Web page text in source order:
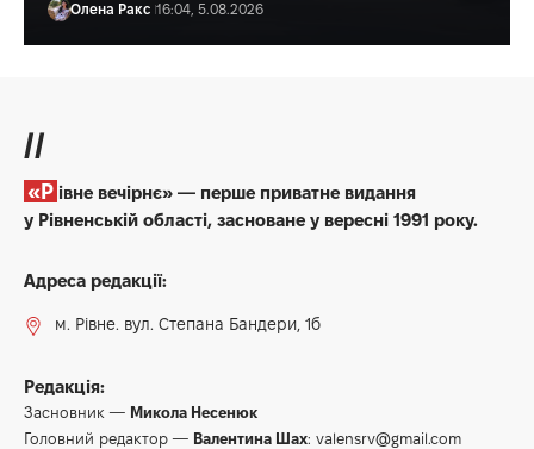
Олена Ракс 16:04, 5.08.2026
//
«Рівне вечірнє» — перше приватне видання
у Рівненській області, засноване у вересні 1991 року.
Адреса редакції:
м. Рівне. вул. Степана Бандери, 1б
Редакція:
Засновник — Микола Несенюк
Головний редактор — Валентина Шах: valensrv@gmail.com